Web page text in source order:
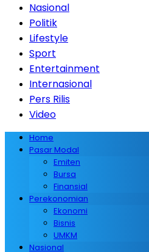
Nasional
Politik
Lifestyle
Sport
Entertainment
Internasional
Pers Rilis
Video
Home
Pasar Modal
Emiten
Bursa
Finansial
Perekonomian
Ekonomi
Bisnis
UMKM
Nasional